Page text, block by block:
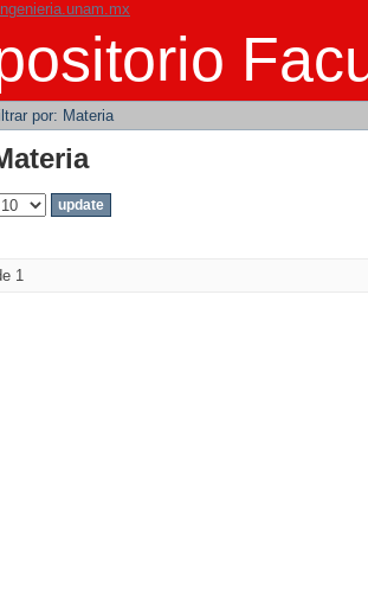
por: Materia
1